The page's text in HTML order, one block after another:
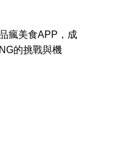
瘋美食APP，成
的挑戰與機